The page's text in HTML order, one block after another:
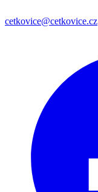
cetkovice@cetkovice.cz